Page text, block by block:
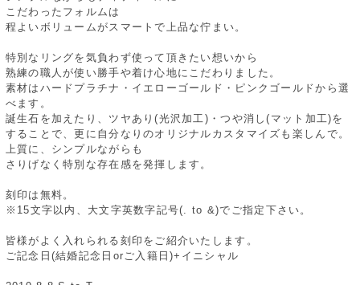
こだわったフォルムは
程よいボリュームがスマートで上品な佇まい。
特別なリングを気負わず使って頂きたい想いから
熟練の職人が使い勝手や着け心地にこだわりました。
素材はハードプラチナ・イエローゴールド・ピンクゴールドから選
べます。
誕生石を加えたり、ツヤあり(光沢加工)・つや消し(マット加工)を
することで、更に自分なりのオリジナルカスタマイズも楽しんで。
上質に、シンプルながらも
さりげなく特別な存在感を発揮します。
刻印は無料。
※15文字以内、大文字英数字記号(. to &)でご指定下さい。
皆様がよく入れられる刻印をご紹介いたします。
ご記念日(結婚記念日orご入籍日)+イニシャル